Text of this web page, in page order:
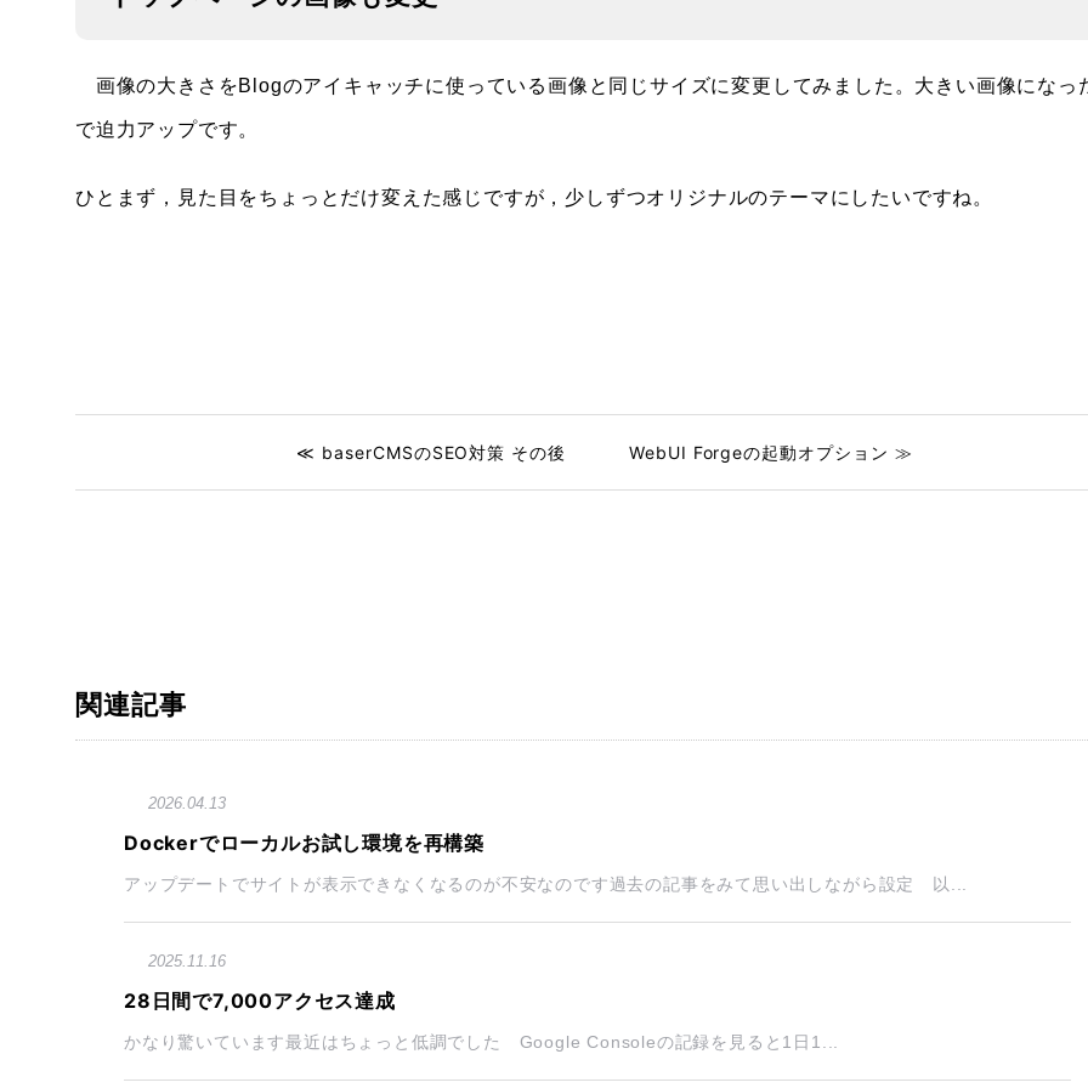
画像の大きさをBlogのアイキャッチに使っている画像と同じサイズに変更してみました。大きい画像になっ
で迫力アップです。
ひとまず，見た目をちょっとだけ変えた感じですが，少しずつオリジナルのテーマにしたいですね。
≪ baserCMSのSEO対策 その後 WebUI Forgeの起動オプション ≫
関連記事
2026.04.13
Dockerでローカルお試し環境を再構築
アップデートでサイトが表示できなくなるのが不安なのです過去の記事をみて思い出しながら設定 以...
2025.11.16
28日間で7,000アクセス達成
かなり驚いています最近はちょっと低調でした Google Consoleの記録を見ると1日1...